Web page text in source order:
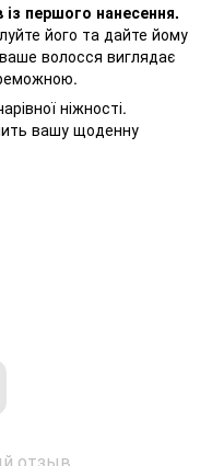
першого нанесення.
його та дайте йому
волосся виглядає
ніжності.
вашу щоденну